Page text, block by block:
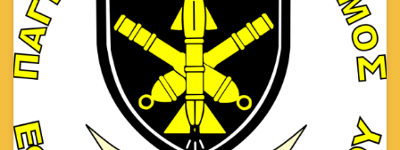
Παραθέτουμε πιο κάτω την ομιλία του επίτιμου προέδρου του
Συνδέσμου μας κύριου Κώστα Δράκου κατά το τρισάγιο εις μνήμη
των Ηρώων του Πυροβολικού, στις 20 Ιουλίου 2018 και την άμεση
θετική ανταπόκριση/δέσμευση του έντιμου Υπουργού Άμυνας
κύριου Σάββα Αγγελίδη που αφορά στο θέμα της κατάργησης των
ιστορικών μονάδων του πυροβολικού: […]